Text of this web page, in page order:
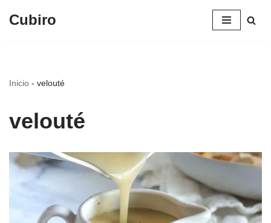
Cubiro
Inicio - velouté
velouté